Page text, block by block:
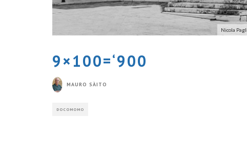
Nicola
9×100=‘900
MAURO SÀITO
DOCOMOMO